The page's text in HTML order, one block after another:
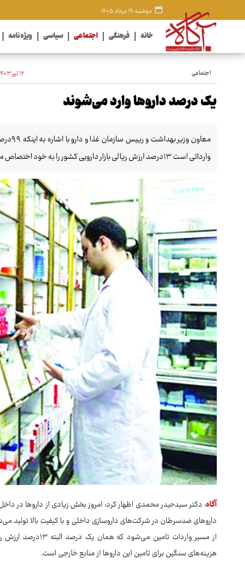
دوشنبه ۱۹ مرداد ۱۴۰۵
خانه فرهنگی اجتماعی سیاسی ویژه نامه
اجتماعی ۱۲ تیر ۱۴۰۳ - ۱۲:۳۹
یک درصد داروها وارد می‌شوند
وارداتی است ۱۳درصد ارزش ریالی بازار دارویی کشور را به خود اختصاص می‌دهد.
آگاه: دکتر سیدحیدر محمدی اظهار کرد: امروز بخش زیادی از داروها در
از مسیر واردات
هزینه‌های سنگین برای تامین این داروها از منابع خارجی است.